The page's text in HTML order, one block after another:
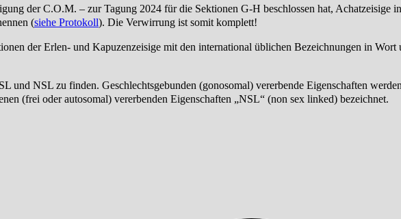
der C.O.M. – zur Tagung 2024 für die Sektionen G-H beschlossen hat, Achatzeisige in
(siehe Protokoll). Die Verwirrung ist somit komplett!
der Erlen- und Kapuzenzeisige mit den international üblichen Bezeichnungen in Wort
und NSL zu finden. Geschlechtsgebunden (gonosomal) vererbende Eigenschaften
(frei oder autosomal) vererbenden Eigenschaften „NSL“ (non sex linked) bezeichnet.